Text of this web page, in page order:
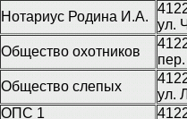
Нотариус Родина И.А.
ул.
Общество охотников
Общество слепых
ул.
ОПС 1